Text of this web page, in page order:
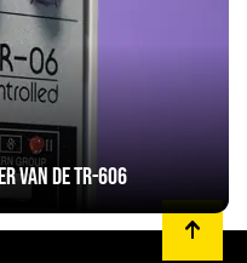
van de TR-606